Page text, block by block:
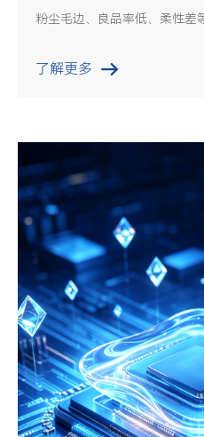
粉尘毛边、良品率低、柔性差
需求。激光焊接与切割凭借无
了解更多